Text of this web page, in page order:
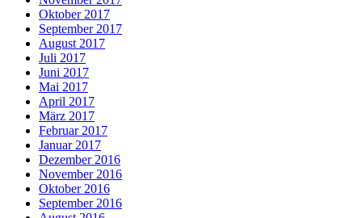
Oktober 2017
September 2017
August 2017
Juli 2017
Juni 2017
Mai 2017
April 2017
März 2017
Februar 2017
Januar 2017
Dezember 2016
November 2016
Oktober 2016
September 2016